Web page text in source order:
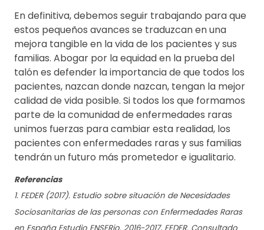
En definitiva, debemos seguir trabajando para que
estos pequeños avances se traduzcan en una
mejora tangible en la vida de los pacientes y sus
familias. Abogar por la equidad en la prueba del
talón es defender la importancia de que todos los
pacientes, nazcan donde nazcan, tengan la mejor
calidad de vida posible. Si todos los que formamos
parte de la comunidad de enfermedades raras
unimos fuerzas para cambiar esta realidad, los
pacientes con enfermedades raras y sus familias
tendrán un futuro más prometedor e igualitario.
Referencias
1. FEDER (2017). Estudio sobre situación de Necesidades
Sociosanitarias de las personas con Enfermedades Raras